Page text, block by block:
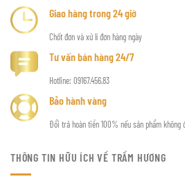
Giao hàng trong 24 giờ
Chốt đơn và xử lí đơn hàng ngày
Tư vấn bán hàng 24/7
Hotline: 09167.456.83
Bảo hành vàng
Đổi trả hoàn tiền 100% nếu sản phẩm không
THÔNG TIN HỮU ÍCH VỀ TRẦM HƯƠNG